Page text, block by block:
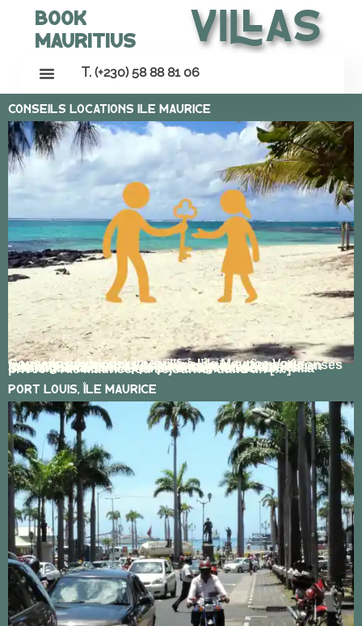
Book
Mauritius
Villas
T. (+230) 58 88 81 06
Conseils Locations Ile Maurice
Conseils pour louer une villa à l’île Maurice Vous trouverez ci-dessous une série de questions-réponses relatives au processus de réservation d’une villa en location vacances à l’île Maurice, soulignant les avantages de faire appel à une agence locale et à Bookmauritius Villas en particulier. Louer une villa privée à l’île Maurice ou séjourner dans un […]
Port Louis, Île Maurice